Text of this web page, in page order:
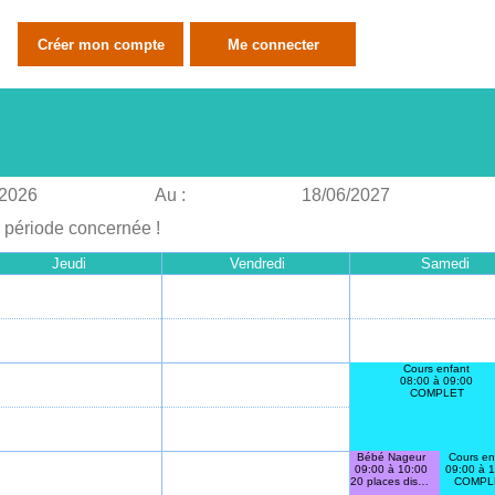
Au :
18/06/2027
concernée !
Jeudi Vendredi Samedi
Cours enfant
08:00 à 09:00
COMPLET
Bébé Nageur
09:00 à 10:00
20 places disponibles
Cours
09:00 à